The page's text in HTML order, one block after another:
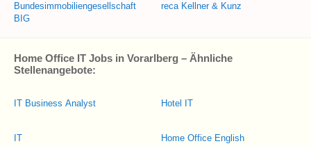
Bundesimmobiliengesellschaft
BIG
reca Kellner & Kunz
Home Office IT Jobs in Vorarlberg – Ähnliche
Stellenangebote:
IT Business Analyst
IT
Hotel IT
Home Office English